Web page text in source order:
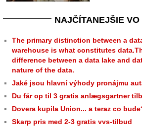
NAJČÍTANEJŠIE VO
The primary distinction between a
warehouse is what constitutes
difference between a data lake and
nature of the data.
Jaké jsou hlavní výhody pronájmu
Du får op til 3 gratis anlægsgartner
Dovera kupila Union... a teraz co
Skarp pris med 2-3 gratis vvs-tilbud